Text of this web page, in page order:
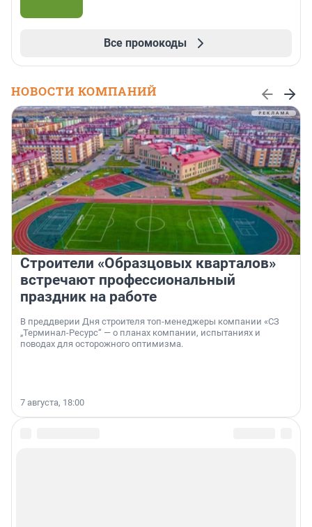
Все промокоды
НОВОСТИ КОМПАНИЙ
Строители «Образцовых кварталов»
встречают профессиональный
праздник на работе
В преддверии Дня строителя топ-менеджеры компании «СЗ
„Терминал-Ресурс“ — о планах компании, испытаниях и
поводах для осторожного оптимизма.
7 августа, 18:00